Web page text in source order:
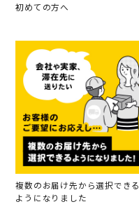
初めての方へ
複数のお届け先から選択できる
ようになりました